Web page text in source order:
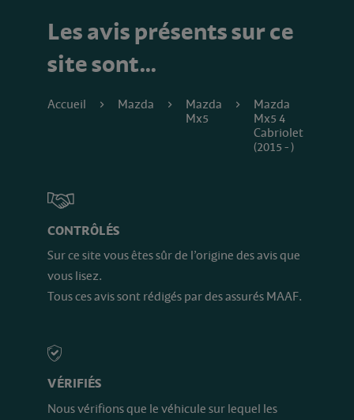
Les avis présents sur ce
site sont…
Accueil Mazda
Mazda
Mx5
Mazda
Mx5 4
Cabriolet
(2015 - )
CONTRÔLÉS
Sur ce site vous êtes sûr de l’origine des avis que
vous lisez.
Tous ces avis sont rédigés par des assurés MAAF.
VÉRIFIÉS
Nous vérifions que le véhicule sur lequel les